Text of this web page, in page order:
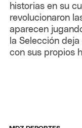
historias en su
revolucionaron
aparecen
la Selección
con sus propios